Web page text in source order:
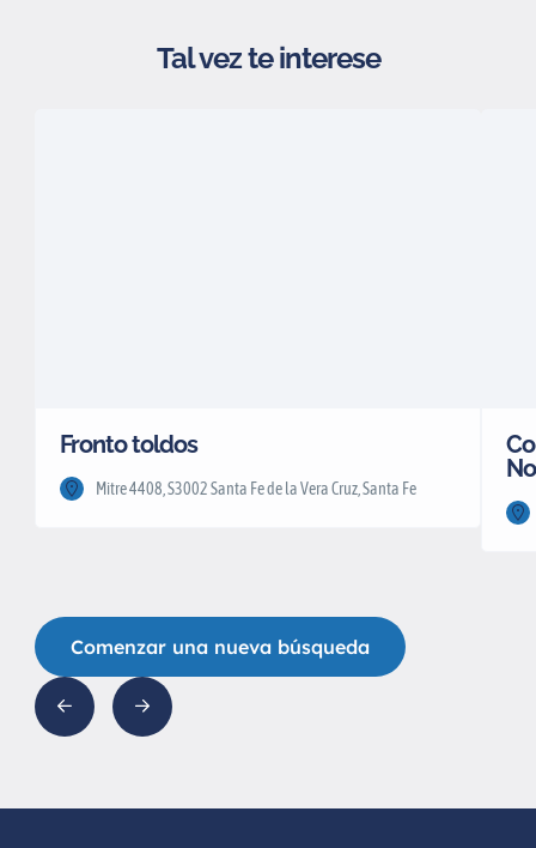
Tal vez te interese
Fronto toldos
Mitre 4408, S3002 Santa Fe de la Vera Cruz, Santa Fe
Comenzar una nueva búsqueda